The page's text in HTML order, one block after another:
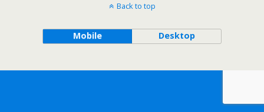
Back to top
Mobile Desktop